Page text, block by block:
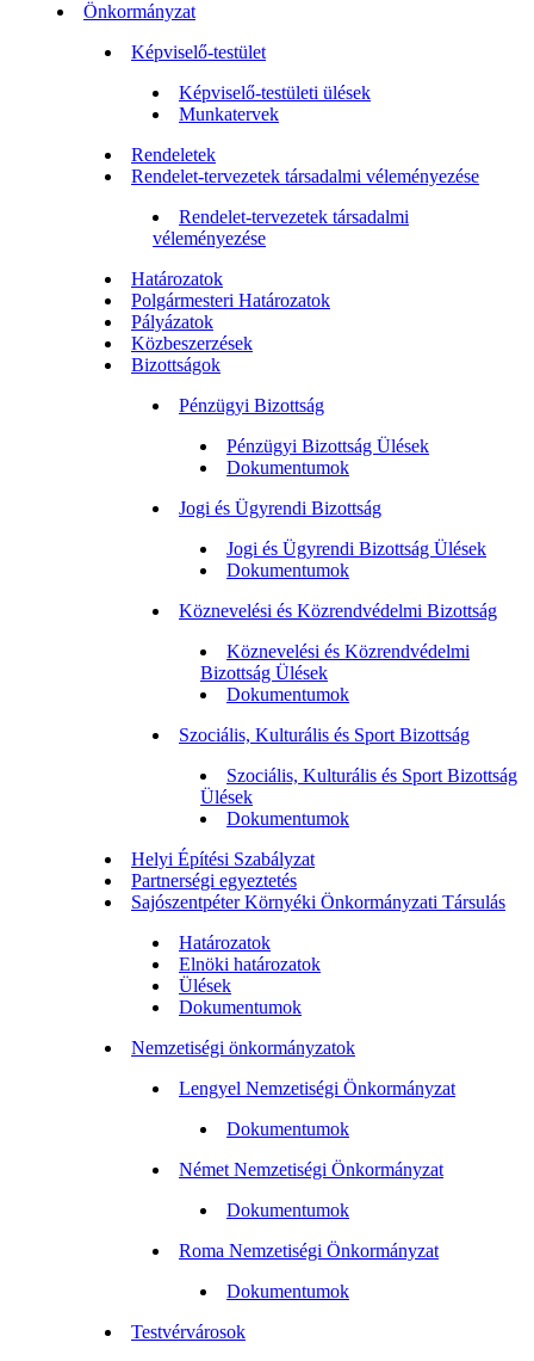
Önkormányzat
Képviselő-testület
Képviselő-testületi ülések
Munkatervek
Rendeletek
Rendelet-tervezetek társadalmi véleményezése
Rendelet-tervezetek társadalmi
véleményezése
Határozatok
Polgármesteri Határozatok
Pályázatok
Közbeszerzések
Bizottságok
Pénzügyi Bizottság
Pénzügyi Bizottság Ülések
Dokumentumok
Jogi és Ügyrendi Bizottság
Jogi és Ügyrendi Bizottság Ülések
Dokumentumok
Köznevelési és Közrendvédelmi Bizottság
Köznevelési és Közrendvédelmi
Bizottság Ülések
Dokumentumok
Szociális, Kulturális és Sport Bizottság
Szociális, Kulturális és Sport Bizottság
Ülések
Dokumentumok
Helyi Építési Szabályzat
Partnerségi egyeztetés
Sajószentpéter Környéki Önkormányzati Társulás
Határozatok
Elnöki határozatok
Ülések
Dokumentumok
Nemzetiségi önkormányzatok
Lengyel Nemzetiségi Önkormányzat
Dokumentumok
Német Nemzetiségi Önkormányzat
Dokumentumok
Roma Nemzetiségi Önkormányzat
Dokumentumok
Testvérvárosok